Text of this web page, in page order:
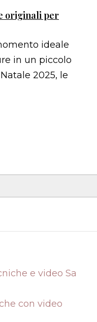
originali per
ideale
in un piccolo
2025, le
e video Sa
con video